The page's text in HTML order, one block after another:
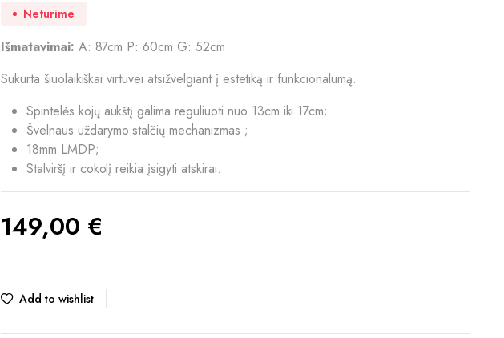
Neturime
Išmatavimai: A: 87cm P: 60cm G: 52cm
Sukurta šiuolaikiškai virtuvei atsižvelgiant į estetiką ir funkcionalumą.
Spintelės kojų aukštį galima reguliuoti nuo 13cm iki 17cm;
Švelnaus uždarymo stalčių mechanizmas ;
18mm LMDP;
Stalviršį ir cokolį reikia įsigyti atskirai.
149,00 €
Add to wishlist